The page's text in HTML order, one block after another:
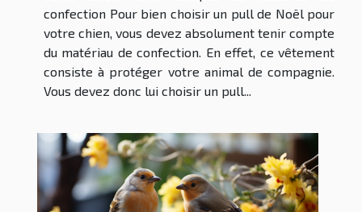
confection Pour bien choisir un pull de Noël pour
votre chien, vous devez absolument tenir compte
du matériau de confection. En effet, ce vêtement
consiste à protéger votre animal de compagnie.
Vous devez donc lui choisir un pull...